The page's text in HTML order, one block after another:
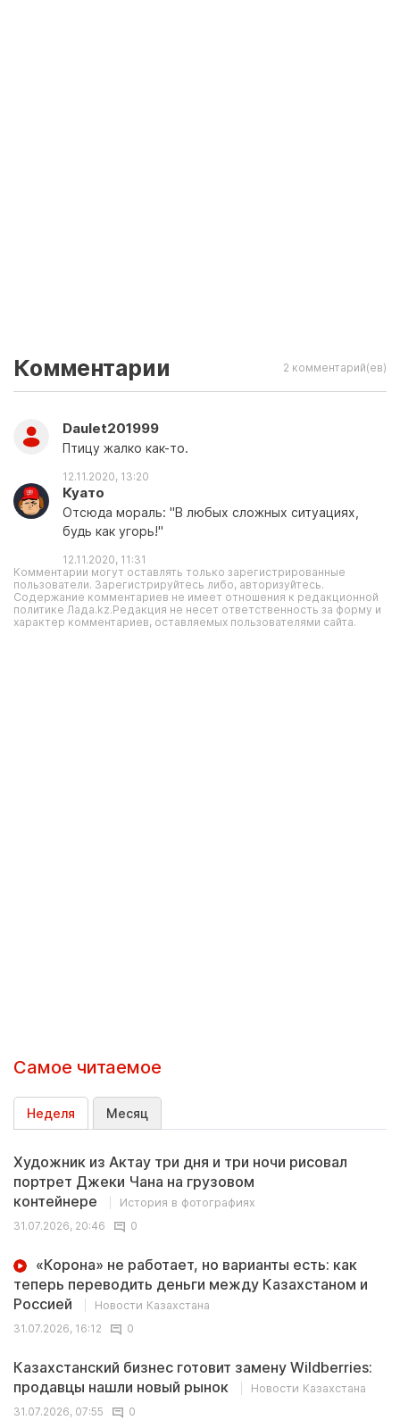
Комментарии 2 комментарий(ев)
Daulet201999
Птицу жалко как-то.
12.11.2020, 13:20
Куато
Отсюда мораль: "В любых сложных ситуациях,
будь как угорь!"
12.11.2020, 11:31
Комментарии могут оставлять только зарегистрированные
пользователи. Зарегистрируйтесь либо, авторизуйтесь.
Содержание комментариев не имеет отношения к редакционной
политике Лада.kz.Редакция не несет ответственность за форму и
характер комментариев, оставляемых пользователями сайта.
Самое читаемое
Неделя Месяц
Художник из Актау три дня и три ночи рисовал
портрет Джеки Чана на грузовом
контейнере
История в фотографиях
31.07.2026, 20:46
0
«Корона» не работает, но варианты есть: как
теперь переводить деньги между Казахстаном и
Россией
Новости Казахстана
31.07.2026, 16:12
0
Казахстанский бизнес готовит замену Wildberries:
продавцы нашли новый рынок
Новости Казахстана
31.07.2026, 07:55
0